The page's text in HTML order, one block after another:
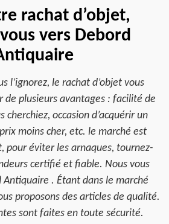
rachat d’objet,
vers Debord
l’ignorez, le rachat d’objet vous
de plusieurs avantages : facilité de
cherchiez, occasion d’acquérir un
moins cher, etc. le marché est
pour éviter les arnaques, tournez-
certifié et fiable. Nous vous
Antiquaire . Étant dans le marché
proposons des articles de qualité.
sont faites en toute sécurité.